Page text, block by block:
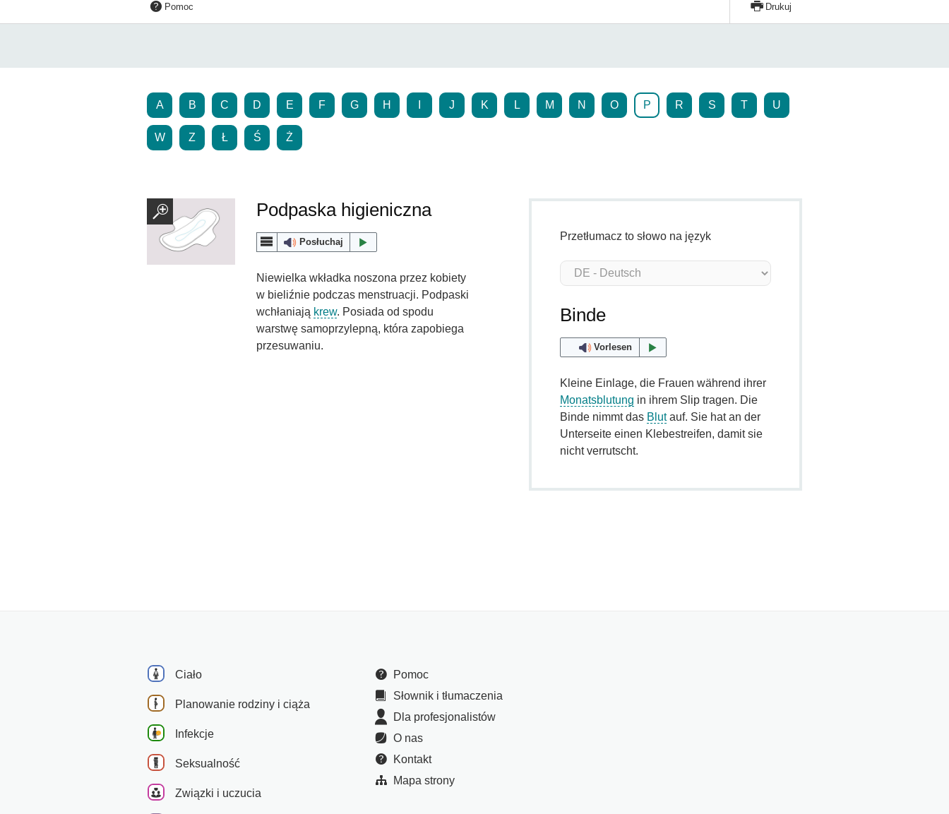
Pomoc Drukuj
A B C D E F G H J K L M N O P R S T U
W Z Ł Ś Ż
Podpaska higieniczna
Posłuchaj
Niewielka wkładka noszona przez kobiety
w bieliźnie podczas menstruacji. Podpaski
wchłaniają krew. Posiada od spodu
warstwę samoprzylepną, która zapobiega
przesuwaniu.
Przetłumacz to słowo na język
Binde
Vorlesen
Kleine Einlage, die Frauen während ihrer
Monatsblutung in ihrem Slip tragen. Die
Binde nimmt das Blutauf. Sie hat an der
Unterseite einen Klebestreifen, damit sie
nicht verrutscht.
Ciało
Planowanie rodziny i ciąża
Infekcje
Seksualność
Związki i uczucia
Pomoc
Słownik i tłumaczenia
Dla profesjonalistów
O nas
Kontakt
Mapa strony